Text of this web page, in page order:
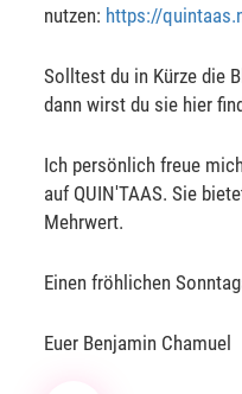
nutzen: https://
Solltest du in Kürze die
dann wirst du sie hier
Ich persönlich freue
auf QUIN'TAAS. Sie
Mehrwert.
Einen fröhlichen
Euer Benjamin Chamuel